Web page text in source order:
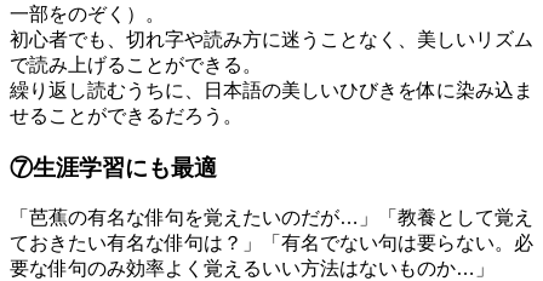
一部をのぞく）。
初心者でも、切れ字や読み方に迷うことなく、美しいリズム
で読み上げることができる。
繰り返し読むうちに、日本語の美しいひびきを体に染み込ま
せることができるだろう。
⑦生涯学習にも最適
「芭蕉の有名な俳句を覚えたいのだが…」「教養として覚え
ておきたい有名な俳句は？」「有名でない句は要らない。必
要な俳句のみ効率よく覚えるいい方法はないものか…」